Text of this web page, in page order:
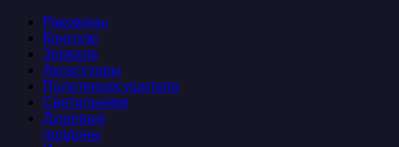
Раковины
Консоли
Зеркала
Аксессуары
Полотенцесушители
Светильники
Душевые
поддоны